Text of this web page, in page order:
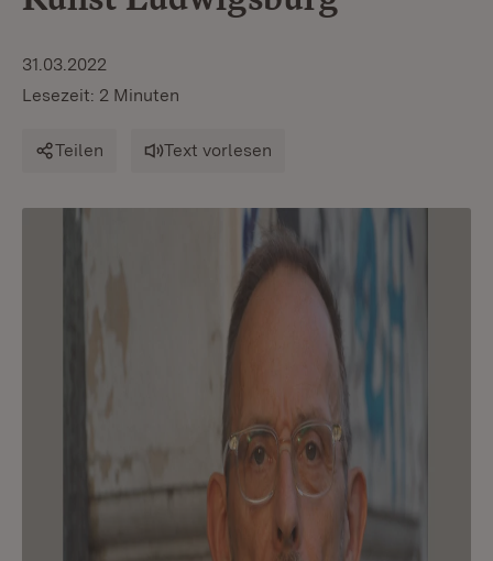
31.03.2022
Lesezeit: 2 Minuten
Teilen Text vorlesen